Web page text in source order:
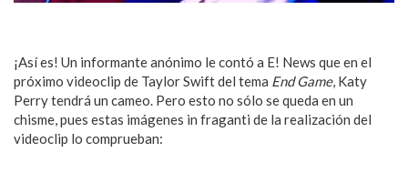
¡Así es! Un informante anónimo le contó a E! News que en el
próximo videoclip de Taylor Swift del tema End Game, Katy
Perry tendrá un cameo. Pero esto no sólo se queda en un
chisme, pues estas imágenes in fraganti de la realización del
videoclip lo comprueban: